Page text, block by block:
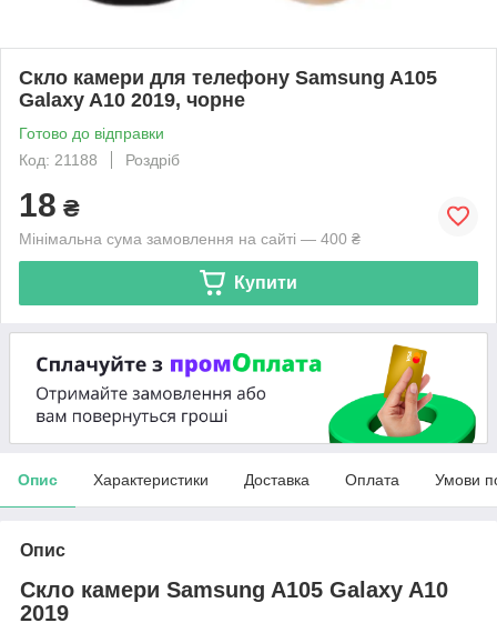
Скло камери для телефону Samsung A105
Galaxy A10 2019, чорне
Готово до відправки
Код: 21188
Роздріб
18 ₴
Мінімальна сума замовлення на сайті — 400 ₴
Купити
Опис Характеристики Доставка Оплата Умови
Опис
Скло камери Samsung A105 Galaxy A10
2019